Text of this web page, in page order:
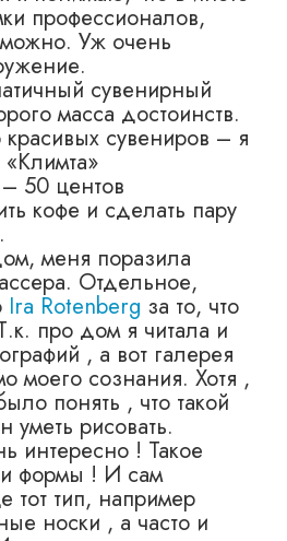
профессионалов,
Уж очень
сувенирный
масса достоинств.
сувениров – я
– 50 центов
кофе и сделать пару
меня поразила
Отдельное,
Ira Rotenberg за то, что
про дом я читала и
, а вот галерея
моего сознания. Хотя ,
понять , что такой
уметь рисовать.
интересно ! Такое
и формы ! И сам
тип, например
носки , а часто и